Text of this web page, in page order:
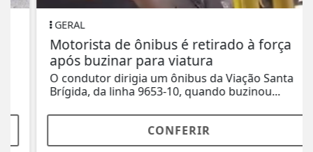
GERAL
Motorista de ônibus é retirado à força
após buzinar para viatura
O condutor dirigia um ônibus da Viação Santa
Brígida, da linha 9653-10, quando buzinou...
CONFERIR